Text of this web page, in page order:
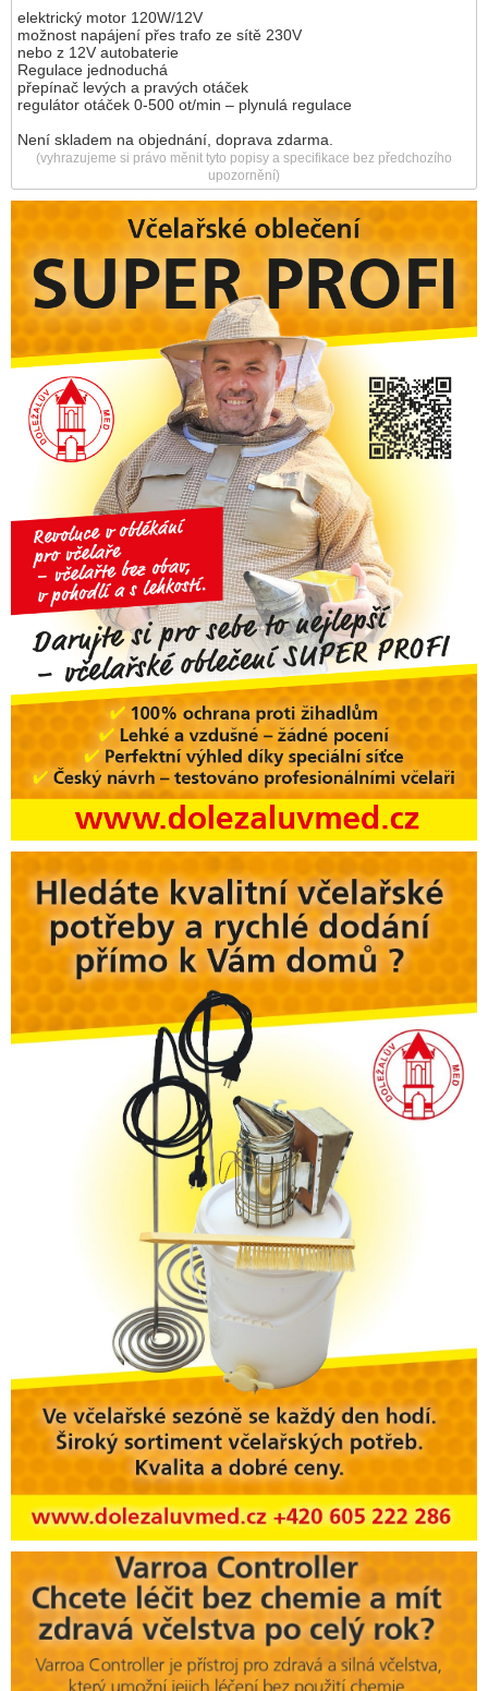
elektrický motor 120W/12V
možnost napájení přes trafo ze sítě 230V
nebo z 12V autobaterie
Regulace jednoduchá
přepínač levých a pravých otáček
regulátor otáček 0-500 ot/min – plynulá regulace
Není skladem na objednání, doprava zdarma.
(vyhrazujeme si právo měnit tyto popisy a specifikace bez předchozího
upozornění)